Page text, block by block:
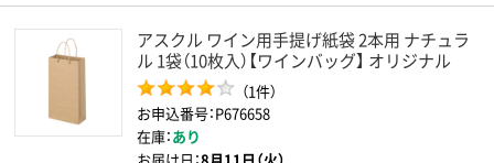
アスクル ワイン用手提げ紙袋 2本用 ナチュラ
ル 1袋（10枚入）【ワインバッグ】 オリジナル
（1件）
お申込番号：P676658
在庫：あり